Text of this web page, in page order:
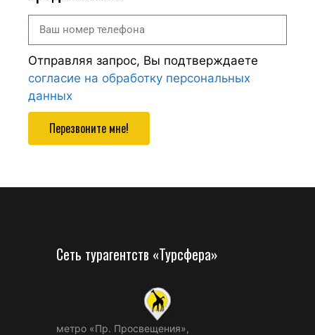
Отправляя запрос, Вы подтверждаете
согласие на обработку персональных
данных
Перезвоните мне!
Сеть турагентств «Турсфера»
метро «Пр. Просвещения»,